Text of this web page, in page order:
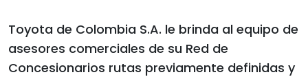
Toyota de Colombia S.A. le brinda al equipo de
asesores comerciales de su Red de
Concesionarios rutas previamente definidas y